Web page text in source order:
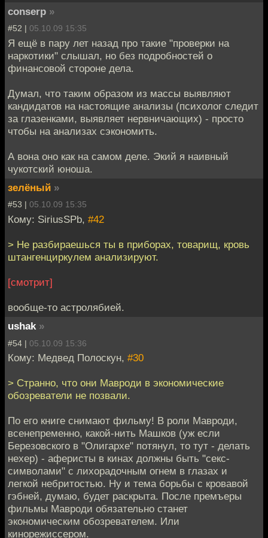
conserp »
#52 | 05.10.09 15:35
Я ещё в пару лет назад про такие "проверки на
наркотики" слышал, но без подробностей о
финансовой стороне дела.
Думал, что таким образом из массы выявляют
кандидатов на настоящие анализы (психолог следит
за глазенками, выявляет нервничающих) - просто
чтобы на анализах сэкономить.
А вона оно как на самом деле. Экий я наивный
чукотский юноша.
зелёный »
#53 | 05.10.09 15:35
Кому: SiriusSPb, #42
> Не разбираешься ты в приборах, товарищ, кровь
штангенциркулем анализируют.
[смотрит]
вообще-то астролябией.
ushak »
#54 | 05.10.09 15:36
Кому: Медвед Полоскун, #30
> Странно, что они Мавроди в экономические
обозреватели не позвали.
По его книге снимают фильму! В роли Мавроди,
всенепременно, какой-нить Машков (уж если
Березовского в "Олигархе" потянул, то тут - делать
нехер) - аферисты в кинах должны быть "секс-
символами" с лихорадочным огнем в глазах и
легкой небритостью. Ну и тема борьбы с кровавой
гэбней, думаю, будет раскрыта. После премъеры
фильмы Мавроди обязательно станет
экономическим обозревателем. Или
кинорежиссером.